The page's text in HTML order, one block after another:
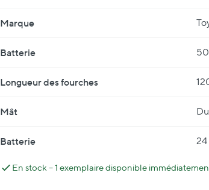
Marque
Batterie
Longueur des fourches
Mât
Batterie 24
En stock – 1 exemplaire disponible